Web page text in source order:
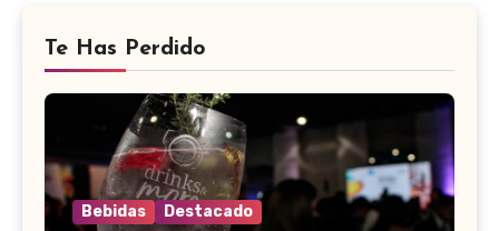
Te Has Perdido
Bebidas Destacado